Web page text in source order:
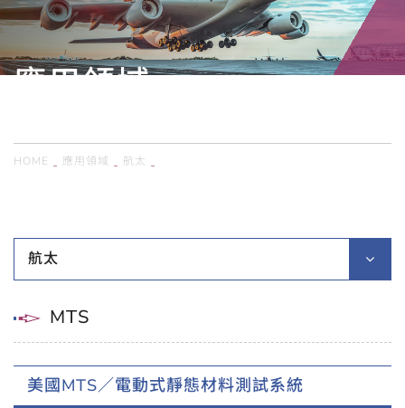
應用領域
HOME 應用領域 航太
航太
MTS
美國MTS／電動式靜態材料測試系統